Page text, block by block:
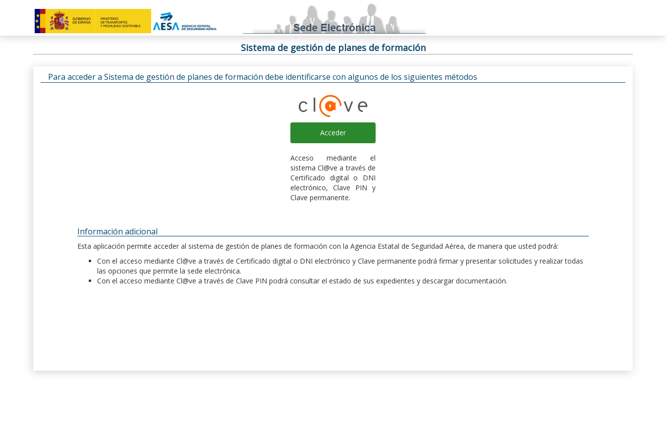
Sistema de gestión de planes de formación
Para acceder a Sistema de gestión de planes de formación debe identificarse con algunos de los siguientes métodos
Acceder
Acceso mediante el
sistema Cl@ve a través de
Certificado digital o DNI
electrónico, Clave PIN y
Clave permanente.
Información adicional
Esta aplicación permite acceder al sistema de gestión de planes de formación con la Agencia Estatal de Seguridad Aérea, de manera que usted podrá:
Con el acceso mediante Cl@ve a través de Certificado digital o DNI electrónico y Clave permanente podrá firmar y presentar solicitudes y realizar todas
las opciones que permite la sede electrónica.
Con el acceso mediante Cl@ve a través de Clave PIN podrá consultar el estado de sus expedientes y descargar documentación.